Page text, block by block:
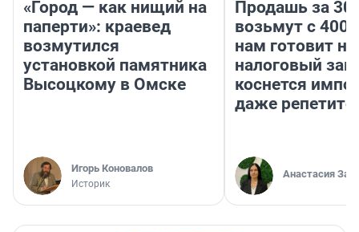
«Город — как нищий на
паперти»: краевед
возмутился
установкой памятника
Высоцкому в Омске
Игорь Коновалов
Историк
Продашь за
возьмут с
нам готовит
налоговый
коснется
даже
Анастасия